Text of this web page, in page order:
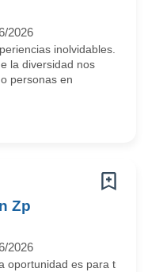
2026
inolvidables.
la diversidad nos
personas en
Zp
2026
oportunidad es para ti!